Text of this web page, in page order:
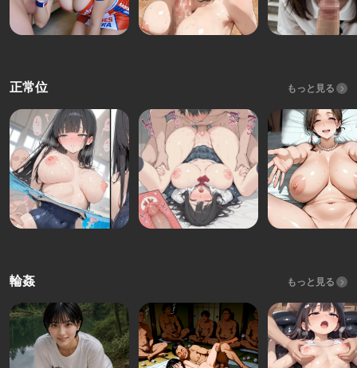
正常位 もっと見る
輪姦 もっと見る